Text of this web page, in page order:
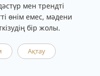
мен трендті
өнім емес, мәдени
бір жолы.
Ақтау